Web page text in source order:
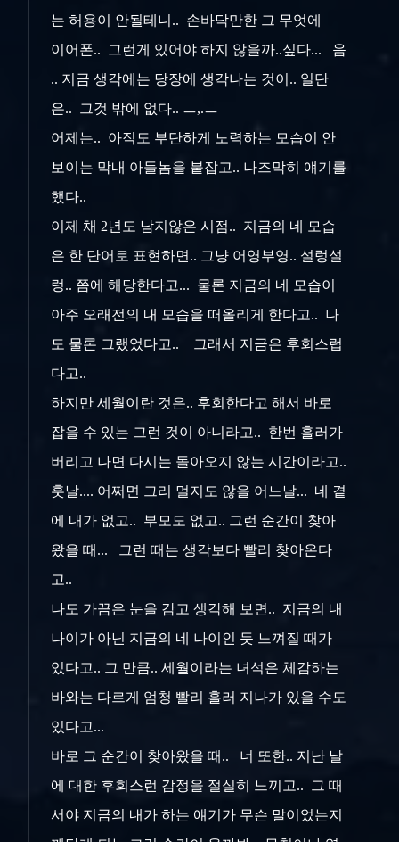
는 허용이 안될테니.. 손바닥만한 그 무엇에
이어폰.. 그런게 있어야 하지 않을까..싶다... 음
.. 지금 생각에는 당장에 생각나는 것이.. 일단
은.. 그것 밖에 없다.. ㅡ,.ㅡ
어제는.. 아직도 부단하게 노력하는 모습이 안
보이는 막내 아들놈을 붙잡고.. 나즈막히 얘기를
했다..
이제 채 2년도 남지않은 시점.. 지금의 네 모습
은 한 단어로 표현하면.. 그냥 어영부영.. 설렁설
렁.. 쯤에 해당한다고... 물론 지금의 네 모습이
아주 오래전의 내 모습을 떠올리게 한다고.. 나
도 물론 그랬었다고.. 그래서 지금은 후회스럽
다고..
하지만 세월이란 것은.. 후회한다고 해서 바로
잡을 수 있는 그런 것이 아니라고.. 한번 흘러가
버리고 나면 다시는 돌아오지 않는 시간이라고..
훗날.... 어쩌면 그리 멀지도 않을 어느날... 네 곁
에 내가 없고.. 부모도 없고.. 그런 순간이 찾아
왔을 때... 그런 때는 생각보다 빨리 찾아온다
고..
나도 가끔은 눈을 감고 생각해 보면.. 지금의 내
나이가 아닌 지금의 네 나이인 듯 느껴질 때가
있다고.. 그 만큼.. 세월이라는 녀석은 체감하는
바와는 다르게 엄청 빨리 흘러 지나가 있을 수도
있다고...
바로 그 순간이 찾아왔을 때.. 너 또한.. 지난 날
에 대한 후회스런 감정을 절실히 느끼고.. 그 때
서야 지금의 내가 하는 얘기가 무슨 말이었는지